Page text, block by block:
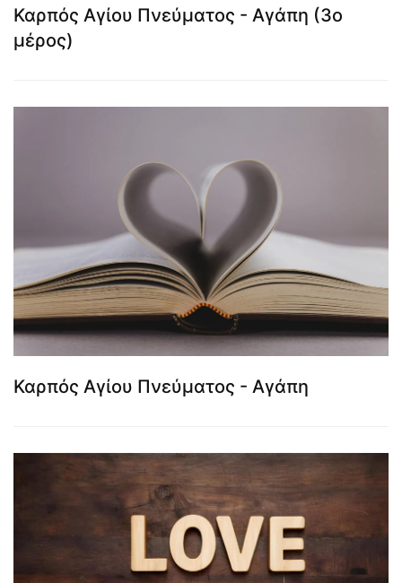
Καρπός Αγίου Πνεύματος - Αγάπη (3ο
μέρος)
Καρπός Αγίου Πνεύματος - Αγάπη